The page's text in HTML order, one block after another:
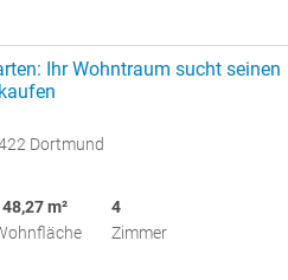
Ihr Wohntraum sucht seinen
Dortmund
m²
4
Zimmer